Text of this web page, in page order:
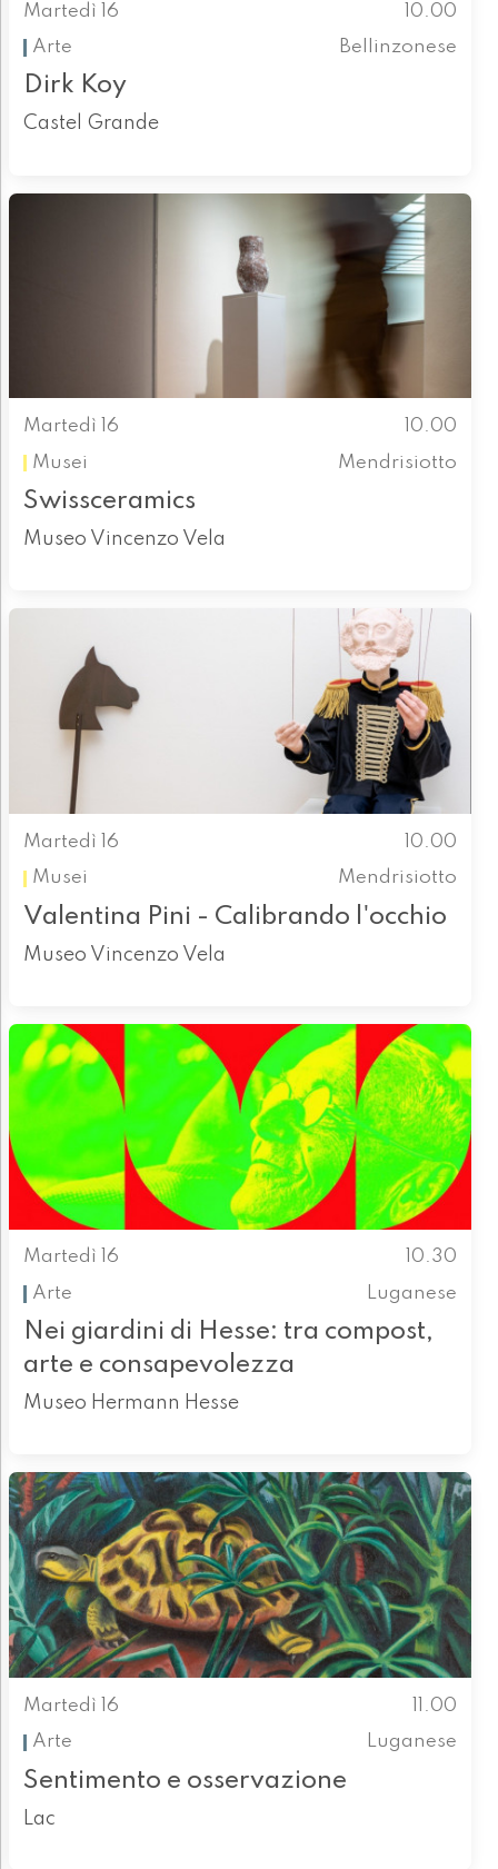
Martedì 16
10.00
Arte
Bellinzonese
Dirk Koy
Castel Grande
Martedì 16
10.00
Musei
Mendrisiotto
Swissceramics
Museo Vincenzo Vela
Martedì 16
10.00
Musei
Mendrisiotto
Valentina Pini - Calibrando l'occhio
Museo Vincenzo Vela
Martedì 16
10.30
Arte
Luganese
Nei giardini di Hesse: tra compost,
arte e consapevolezza
Museo Hermann Hesse
Martedì 16
11.00
Arte
Luganese
Sentimento e osservazione
Lac